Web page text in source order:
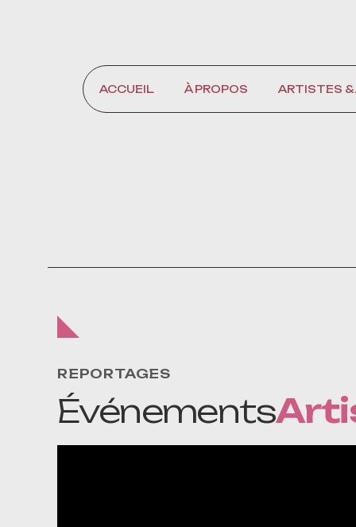
ACCUEIL À PROPOS ARTISTES &
REPORTAGES
Événements